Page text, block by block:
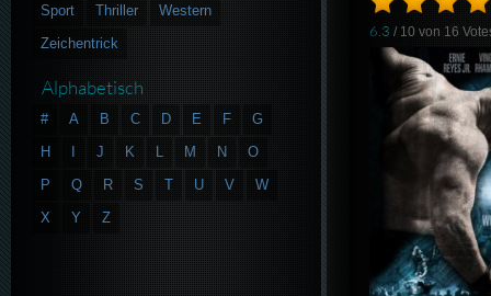
6.3 / 10 von 16
Sport
Thriller
Western
Zeichentrick
Alphabetisch
# A B C D E F
G
H
J K L M N
O
P
Q R S T U V
W
X
Y Z